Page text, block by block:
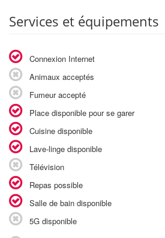
Services et équipements
Connexion Internet
Animaux acceptés
Fumeur accepté
Place disponible pour se garer
Cuisine disponible
Lave-linge disponible
Télévision
Repas possible
Salle de bain disponible
5G disponible